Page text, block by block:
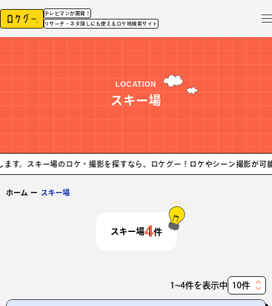
テレビマンが開発！
リサーチ・ネタ探しにも使えるロケ地検索サイト
LOCATION
スキー場
キー場のロケ・撮影を探すなら、ロケグー！ロケやシーン撮影が可能なス
ホーム ー スキー場
スキー場4件
1~4件を表示中
表